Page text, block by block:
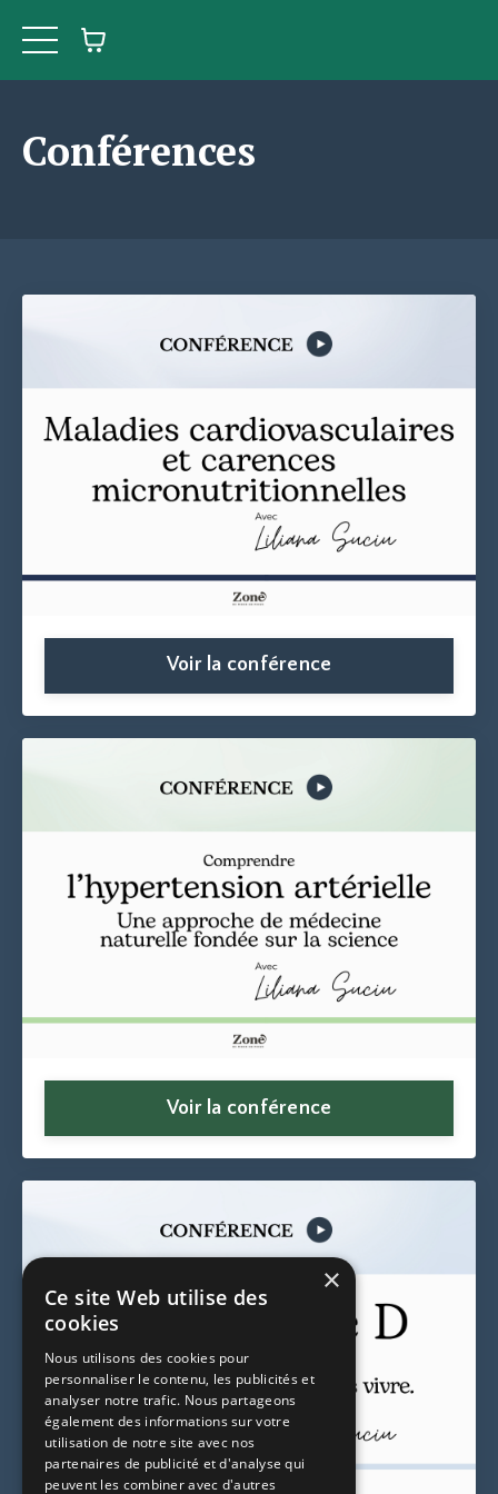
Conférences
Voir la conférence
Voir la conférence
×
Ce site Web utilise des
cookies
Nous utilisons des cookies pour
personnaliser le contenu, les publicités et
analyser notre trafic. Nous partageons
également des informations sur votre
utilisation de notre site avec nos
partenaires de publicité et d'analyse qui
peuvent les combiner avec d'autres